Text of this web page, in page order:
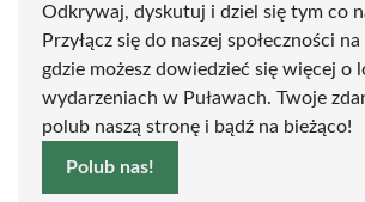
Odkrywaj, dyskutuj i dziel się tym co
Przyłącz się do naszej społeczności
gdzie możesz dowiedzieć się więcej o
wydarzeniach w Puławach. Twoje
polub naszą stronę i bądź na bieżąco!
Polub nas!